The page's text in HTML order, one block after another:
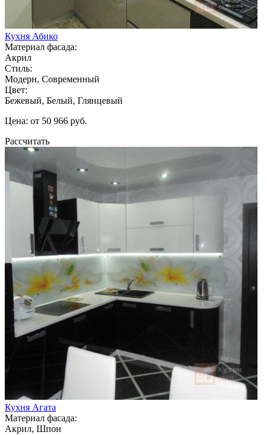
Кухня Абико
Материал фасада:
Акрил
Стиль:
Модерн, Современный
Цвет:
Бежевый, Белый, Глянцевый
Цена: от 50 966 руб.
Рассчитать
Кухня Агата
Материал фасада:
Акрил, Шпон